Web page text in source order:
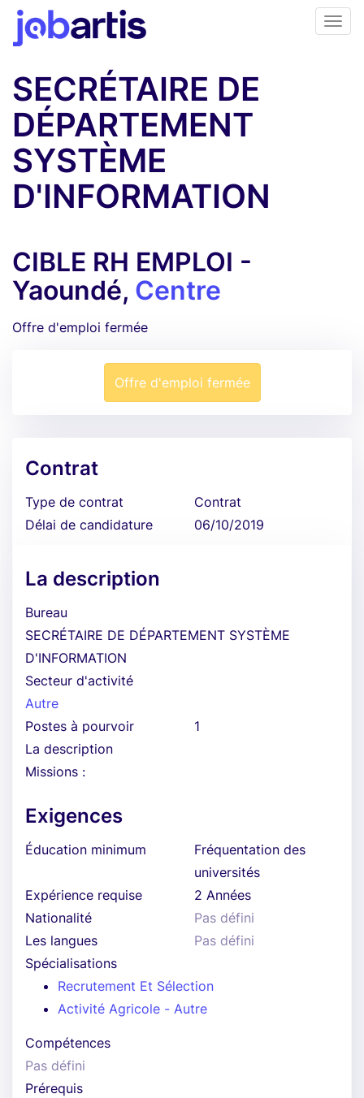
SECRÉTAIRE DE
DÉPARTEMENT
SYSTÈME
D'INFORMATION
CIBLE RH EMPLOI -
Yaoundé, Centre
Offre d'emploi fermée
Offre d'emploi fermée
Contrat
Type de contrat
Contrat
Délai de candidature
06/10/2019
La description
Bureau
SECRÉTAIRE DE DÉPARTEMENT SYSTÈME
D'INFORMATION
Secteur d'activité
Autre
Postes à pourvoir
1
La description
Missions :
Exigences
Éducation minimum
Fréquentation des
universités
Expérience requise
2 Années
Nationalité
Pas défini
Les langues
Pas défini
Spécialisations
Recrutement Et Sélection
Activité Agricole - Autre
Compétences
Pas défini
Prérequis